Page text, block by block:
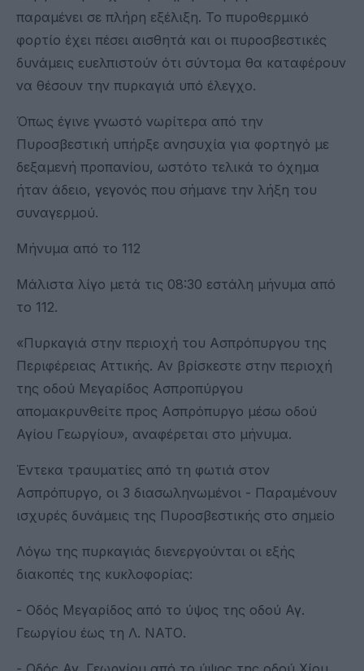
παραμένει σε πλήρη εξέλιξη. Το πυροθερμικό
φορτίο έχει πέσει αισθητά και οι πυροσβεστικές
δυνάμεις ευελπιστούν ότι σύντομα θα καταφέρουν
να θέσουν την πυρκαγιά υπό έλεγχο.
Όπως έγινε γνωστό νωρίτερα από την
Πυροσβεστική υπήρξε ανησυχία για φορτηγό με
δεξαμενή προπανίου, ωστότο τελικά το όχημα
ήταν άδειο, γεγονός που σήμανε την λήξη του
συναγερμού.
Μήνυμα από το 112
Μάλιστα λίγο μετά τις 08:30 εστάλη μήνυμα από
το 112.
«Πυρκαγιά στην περιοχή του Ασπρόπυργου της
Περιφέρειας Αττικής. Αν βρίσκεστε στην περιοχή
της οδού Μεγαρίδος Ασπροπύργου
απομακρυνθείτε προς Ασπρόπυργο μέσω οδού
Αγίου Γεωργίου», αναφέρεται στο μήνυμα.
Έντεκα τραυματίες από τη φωτιά στον
Ασπρόπυργο, οι 3 διασωληνωμένοι - Παραμένουν
ισχυρές δυνάμεις της Πυροσβεστικής στο σημείο
Λόγω της πυρκαγιάς διενεργούνται οι εξής
διακοπές της κυκλοφορίας:
- Οδός Μεγαρίδος από το ύψος της οδού Αγ.
Γεωργίου έως τη Λ. ΝΑΤΟ.